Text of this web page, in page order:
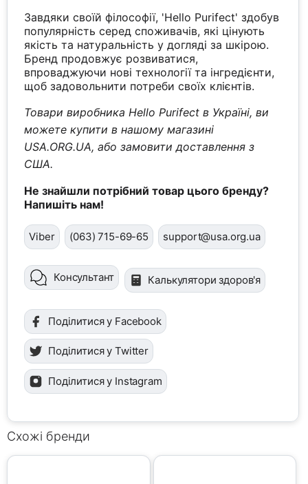
Завдяки своїй філософії, 'Hello Purifect' здобув
популярність серед споживачів, які цінують
якість та натуральність у догляді за шкірою.
Бренд продовжує розвиватися,
впроваджуючи нові технології та інгредієнти,
щоб задовольнити потреби своїх клієнтів.
Товари виробника Hello Purifect в Україні, ви
можете купити в нашому магазині
USA.ORG.UA, або замовити доставлення з
США.
Не знайшли потрібний товар цього бренду?
Напишіть нам!
Viber (063) 715-69-65 support@usa.org.ua
Консультант Калькулятори здоров'я
Поділитися у Facebook
Поділитися у Twitter
Поділитися у Instagram
Схожі бренди